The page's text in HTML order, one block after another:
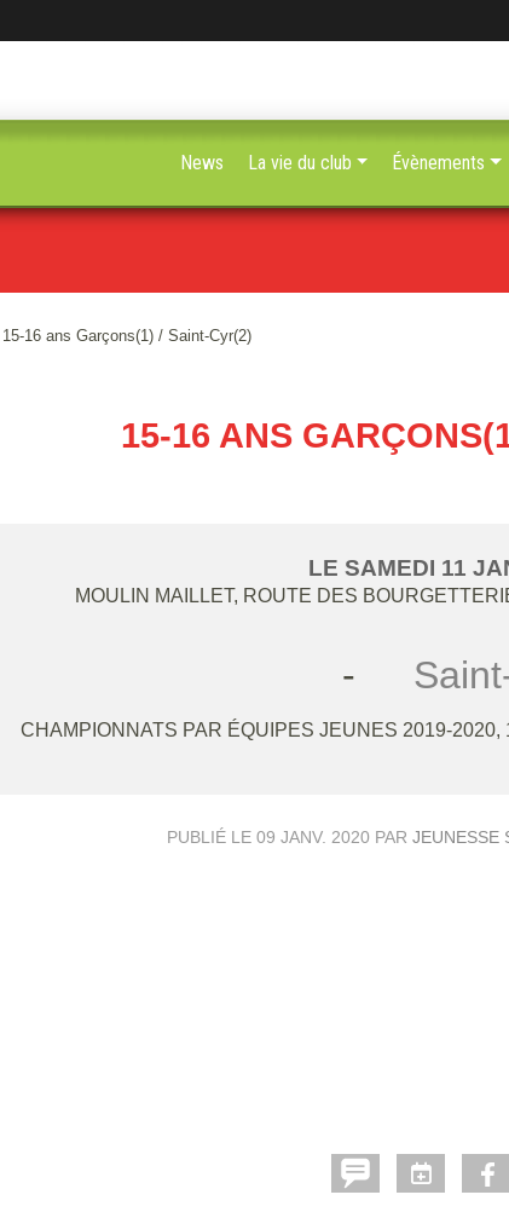
15-16 ans Garçons(1) / Saint-Cyr(2)
15-16 ANS
LE SAMEDI 11
MOULIN MAILLET, ROUTE DES
-
CHAMPIONNATS PAR ÉQUIPES JEUNES 2019-2020,
PUBLIÉ LE 09 JANV. 2020 PAR JEUNESSE
News La vie du club Évènements